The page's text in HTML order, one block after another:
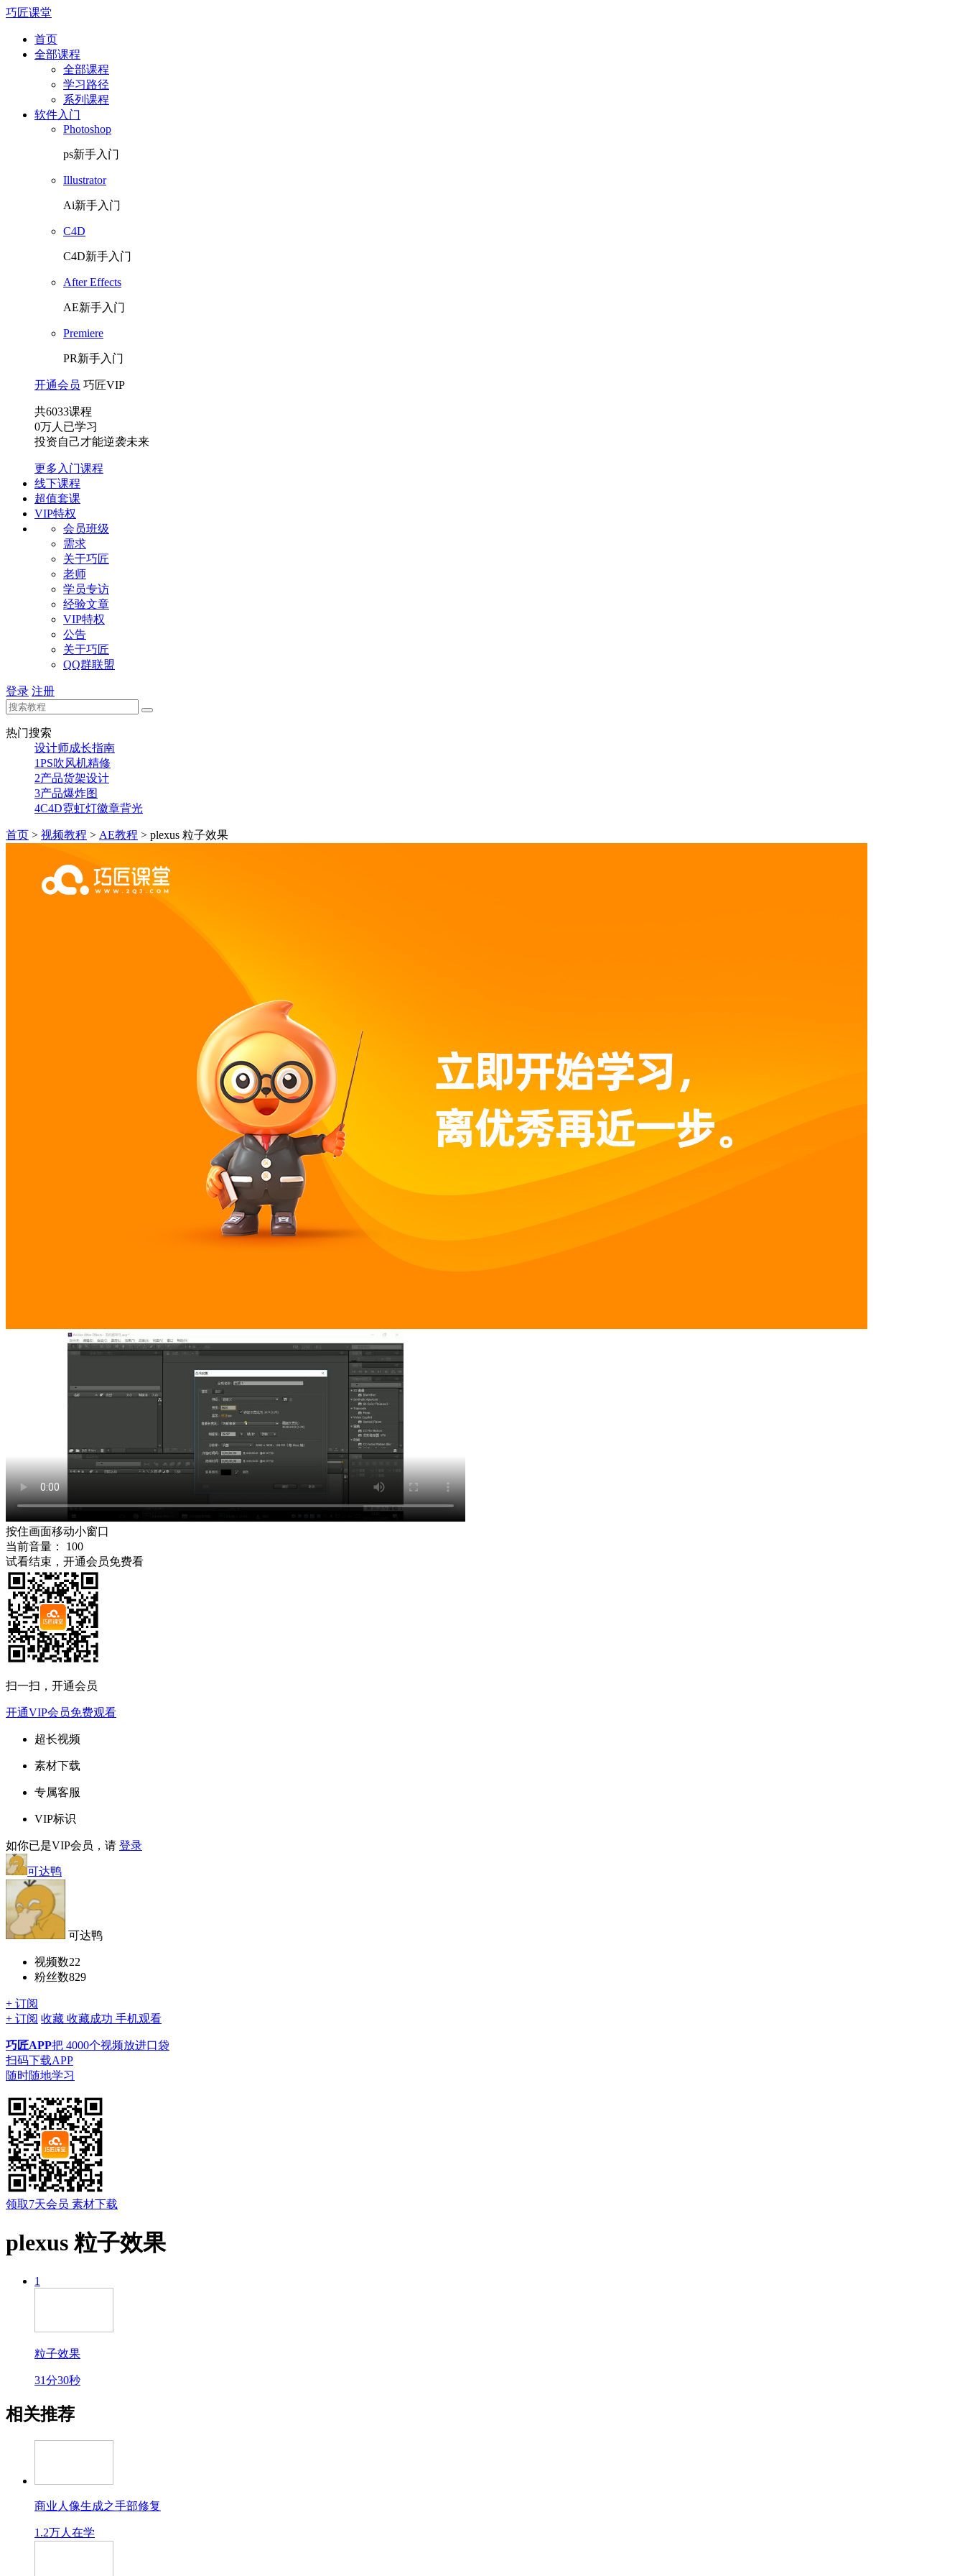
巧匠课堂
首页
全部课程
全部课程
学习路径
系列课程
软件入门
Photoshop
ps新手入门
Illustrator
Ai新手入门
C4D
C4D新手入门
After Effects
AE新手入门
Premiere
PR新手入门
开通会员 巧匠VIP
共6033课程
0万人已学习
投资自己才能逆袭未来
更多入门课程
线下课程
超值套课
VIP特权
会员班级
需求
关于巧匠
老师
学员专访
经验文章
VIP特权
公告
关于巧匠
QQ群联盟
登录 注册
热门搜索
设计师成长指南
1PS吹风机精修
2产品货架设计
3产品爆炸图
4C4D霓虹灯徽章背光
首页 > 视频教程 > AE教程 > plexus 粒子效果
按住画面移动小窗口
当前音量： 100
试看结束，开通会员免费看
扫一扫，开通会员
开通VIP会员免费观看
超长视频
素材下载
专属客服
VIP标识
如你已是VIP会员，请 登录
可达鸭
可达鸭
视频数22
粉丝数829
+ 订阅
+ 订阅 收藏 收藏成功 手机观看
巧匠APP把 4000个视频放进口袋
扫码下载APP
随时随地学习
领取7天会员 素材下载
plexus 粒子效果
1
粒子效果
31分30秒
相关推荐
商业人像生成之手部修复
1.2万人在学